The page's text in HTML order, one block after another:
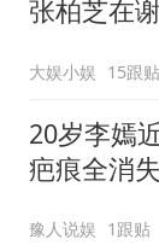
张柏芝在
大娱小娱 15跟贴
20岁李嫣
疤痕全消
豫人说娱 1跟贴